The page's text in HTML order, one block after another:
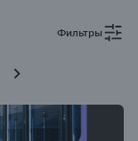
Фильтры